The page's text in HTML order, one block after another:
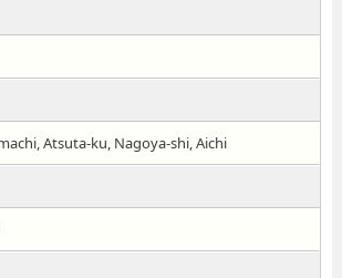
Atsuta-ku, Nagoya-shi, Aichi